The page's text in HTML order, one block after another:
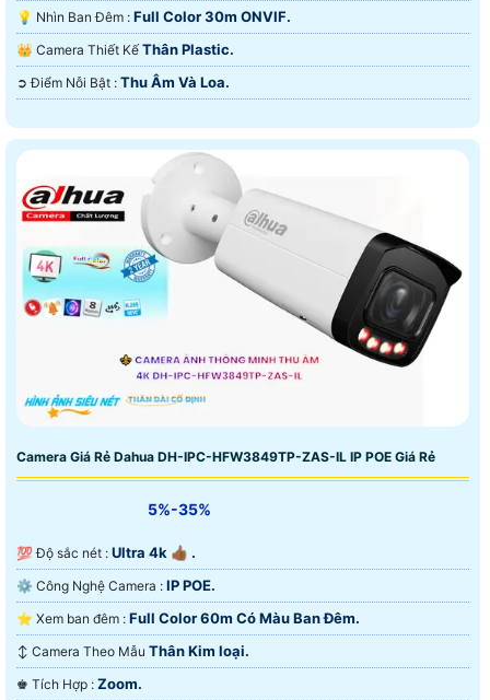
💡 Nhìn Ban Đêm : Full Color 30m ONVIF.
👑 Camera Thiết Kế Thân Plastic.
️➲ Điểm Nỗi Bật : Thu Âm Và Loa.
Camera Giá Rẻ Dahua DH-IPC-HFW3849TP-ZAS-IL IP POE Giá Rẻ
5%-35%
💯 Độ sắc nét : Ultra 4k 👍🏾 .
⚙ Công Nghệ Camera : IP POE.
⭐ Xem ban đêm : Full Color 60m Có Màu Ban Ðêm.
↕️ Camera Theo Mẫu Thân Kim loại.
️♚ Tích Hợp : Zoom.